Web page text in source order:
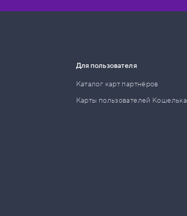
Для пользователя
Каталог карт партнёров
Карты пользователей Кошелька